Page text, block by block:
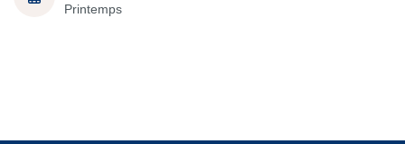
Printemps